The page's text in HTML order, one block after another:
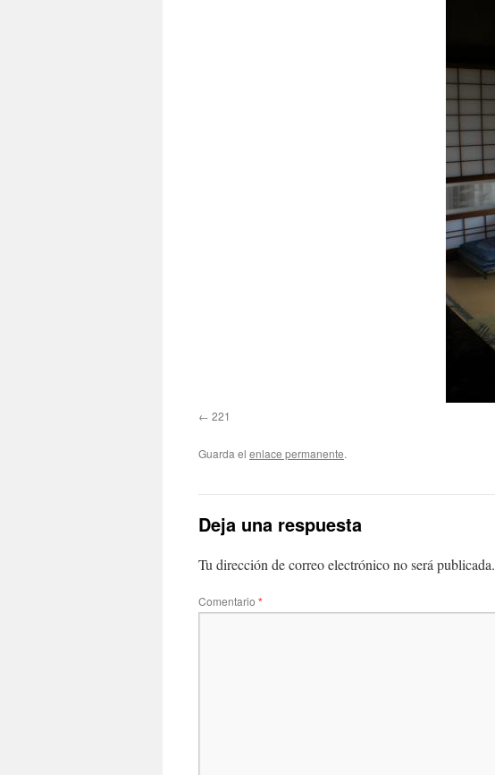
221
Guarda el enlace permanente.
Deja una respuesta
Tu dirección de correo electrónico no será publicada.
Comentario *